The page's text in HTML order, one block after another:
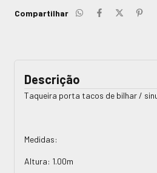
Compartilhar
Descrição
Taqueira porta tacos de bilhar /
Medidas:
Altura: 1.00m